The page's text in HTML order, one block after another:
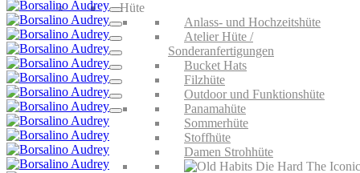
Hüte
Anlass- und Hochzeitshüte
Atelier Hüte /
Sonderanfertigungen
Bucket Hats
Filzhüte
Outdoor und Funktionshüte
Panamahüte
Sommerhüte
Stoffhüte
Damen Strohhüte